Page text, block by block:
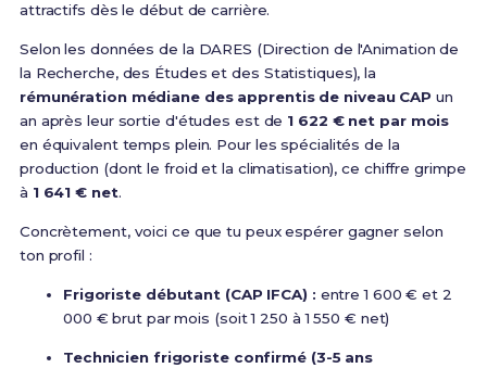
attractifs dès le début de carrière.
Selon les données de la DARES (Direction de l'Animation de
la Recherche, des Études et des Statistiques), la
rémunération médiane des apprentis de niveau CAP un
an après leur sortie d'études est de 1 622 € net par mois
en équivalent temps plein. Pour les spécialités de la
production (dont le froid et la climatisation), ce chiffre grimpe
à 1 641 € net.
Concrètement, voici ce que tu peux espérer gagner selon
ton profil :
Frigoriste débutant (CAP IFCA) : entre 1 600 € et 2
000 € brut par mois (soit 1 250 à 1 550 € net)
Technicien frigoriste confirmé (3-5 ans